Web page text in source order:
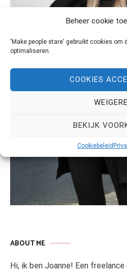
Beheer cookie
'Make people stare' gebruikt cookies om
optimaliseren.
COOKIES
BEKIJK
Cookiebeleid
ABOUT ME
Hi, ik ben Joanne! Een